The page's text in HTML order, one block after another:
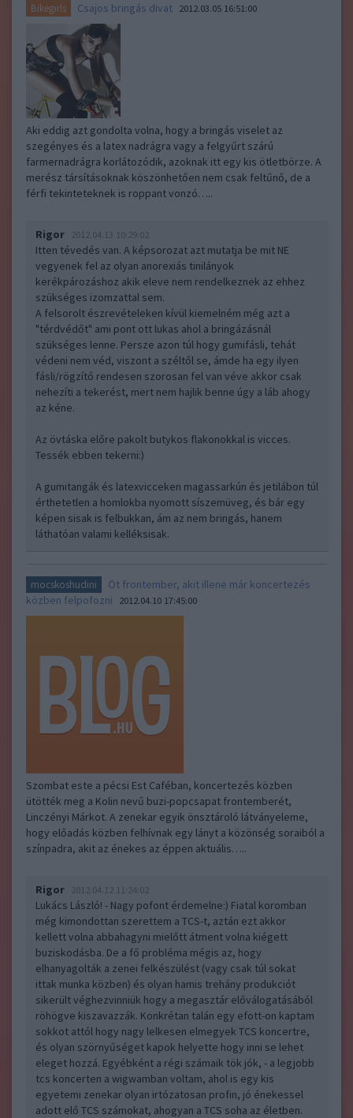
Bikegirls Csajos bringás divat 2012.03.05 16:51:00
Aki eddig azt gondolta volna, hogy a bringás viselet az
szegényes és a latex nadrágra vagy a felgyűrt szárú
farmernadrágra korlátozódik, azoknak itt egy kis ötletbörze. A
merész társításoknak köszönhetően nem csak feltűnő, de a
férfi tekinteteknek is roppant vonzó…..
Rigor 2012.04.13 10:29:02
Itten tévedés van. A képsorozat azt mutatja be mit NE
vegyenek fel az olyan anorexiás tinilányok
kerékpározáshoz akik eleve nem rendelkeznek az ehhez
szükséges izomzattal sem.
A felsorolt észrevételeken kívül kiemelném még azt a
"térdvédőt" ami pont ott lukas ahol a bringázásnál
szükséges lenne. Persze azon túl hogy gumifásli, tehát
védeni nem véd, viszont a széltől se, ámde ha egy ilyen
fásli/rögzítő rendesen szorosan fel van véve akkor csak
nehezíti a tekerést, mert nem hajlik benne úgy a láb ahogy
az kéne.
Az övtáska előre pakolt butykos flakonokkal is vicces.
Tessék ebben tekerni:)
A gumitangák és latexvicceken magassarkún és jetilábon túl
érthetetlen a homlokba nyomott síszemüveg, és bár egy
képen sisak is felbukkan, ám az nem bringás, hanem
láthatóan valami kelléksisak.
mocskoshudini
Öt frontember, akit illene már koncertezés
közben felpofozni
2012.04.10 17:45:00
Szombat este a pécsi Est Caféban, koncertezés közben
ütötték meg a Kolin nevű buzi-popcsapat frontemberét,
Linczényi Márkot. A zenekar egyik önsztároló látványeleme,
hogy előadás közben felhívnak egy lányt a közönség soraiból a
színpadra, akit az énekes az éppen aktuális…..
Rigor 2012.04.12 11:24:02
Lukács László! - Nagy pofont érdemelne:) Fiatal koromban
még kimondottan szerettem a TCS-t, aztán ezt akkor
kellett volna abbahagyni mielőtt átment volna kiégett
buziskodásba. De a fő probléma mégis az, hogy
elhanyagolták a zenei felkészülést (vagy csak túl sokat
ittak munka közben) és olyan hamis trehány produkciót
sikerült véghezvinniük hogy a megasztár előválogatásából
röhögve kiszavazzák. Konkrétan talán egy efott-on kaptam
sokkot attól hogy nagy lelkesen elmegyek TCS koncertre,
és olyan szörnyűséget kapok helyette hogy inni se lehet
eleget hozzá. Egyébként a régi számaik tök jók, - a legjobb
tcs koncerten a wigwamban voltam, ahol is egy kis
egyetemi zenekar olyan irtózatosan profin, jó énekessel
adott elő TCS számokat, ahogyan a TCS soha az életben.